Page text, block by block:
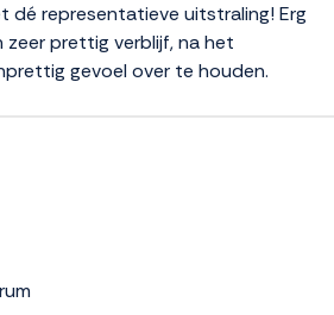
dé representatieve uitstraling! Erg
zeer prettig verblijf, na het
gevoel over te houden.